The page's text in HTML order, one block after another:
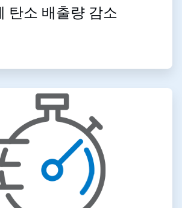
탄소 배출량 감소
ArticleTile
2/4